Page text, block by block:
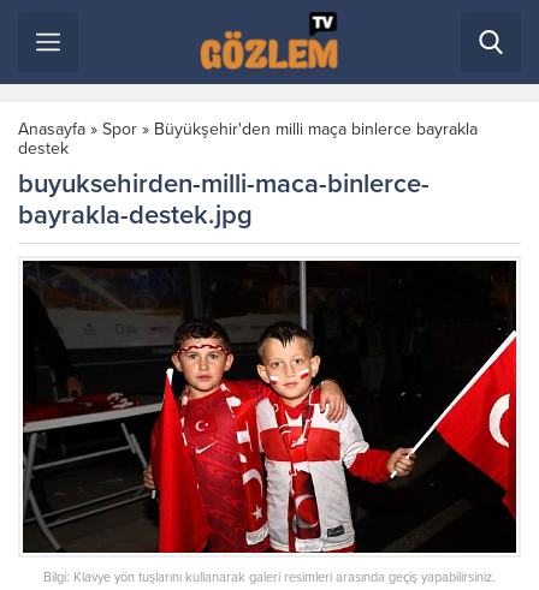
Anasayfa » Spor » Büyükşehir'den milli maça binlerce bayrakla
destek
buyuksehirden-milli-maca-binlerce-
bayrakla-destek.jpg
Bilgi: Klavye yön tuşlarını kullanarak galeri resimleri arasında geçiş yapabilirsiniz.